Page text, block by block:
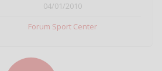
04/01/2010
Forum Sport Center